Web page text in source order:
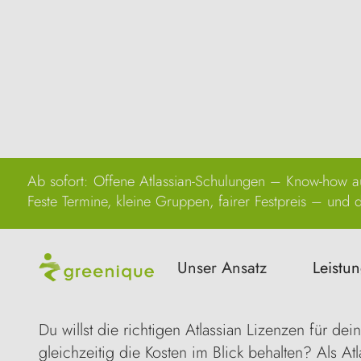
Ab sofort: Offene Atlassian-Schulungen – Know-how
Feste Termine, kleine Gruppen, fairer Festpreis – und
Unser Ansatz
Atlassian Lizenzen
kaufen und
Du willst die richtigen Atlassian Lizenzen für
gleichzeitig die Kosten im Blick behalten? Als